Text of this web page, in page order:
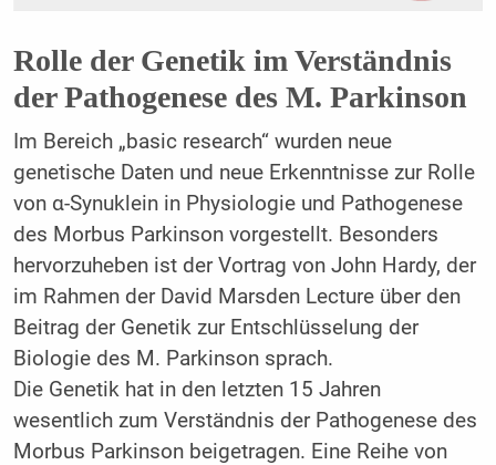
Rolle der Genetik im Verständnis
der Pathogenese des M. Parkinson
Im Bereich „basic research“ wurden neue
genetische Daten und neue Erkenntnisse zur Rolle
von α-Synuklein in Physiologie und Pathogenese
des Morbus Parkinson vorgestellt. Besonders
hervorzuheben ist der Vortrag von John Hardy, der
im Rahmen der David Marsden Lecture über den
Beitrag der Genetik zur Entschlüsselung der
Biologie des M. Parkinson sprach.
Die Genetik hat in den letzten 15 Jahren
wesentlich zum Verständnis der Pathogenese des
Morbus Parkinson beigetragen. Eine Reihe von